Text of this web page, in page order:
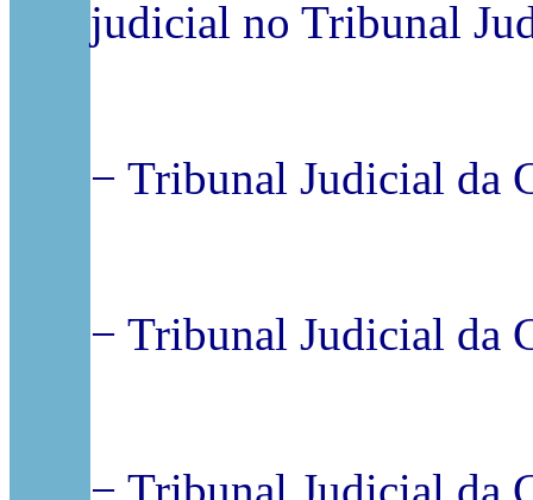
judicial no Tribunal
− Tribunal Judicial da
− Tribunal Judicial da